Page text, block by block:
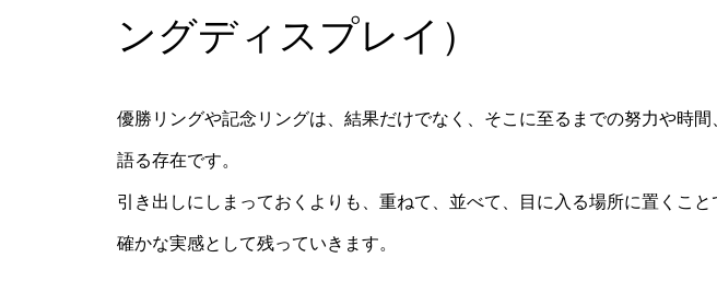
ングディスプレイ）
優勝リングや記念リングは、結果だけでなく、そこに至るまでの努力や時
語る存在です。
引き出しにしまっておくよりも、重ねて、並べて、目に入る場所に置くこ
確かな実感として残っていきます。